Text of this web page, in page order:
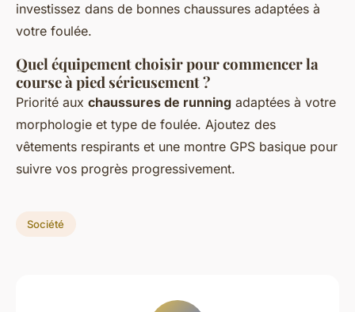
investissez dans de bonnes chaussures adaptées à
votre foulée.
Quel équipement choisir pour commencer la
course à pied sérieusement ?
Priorité aux chaussures de running adaptées à votre
morphologie et type de foulée. Ajoutez des
vêtements respirants et une montre GPS basique pour
suivre vos progrès progressivement.
Société